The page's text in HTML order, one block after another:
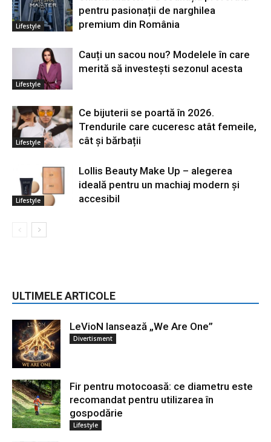
Lifestyle
pentru pasionații de narghilea
premium din România
Lifestyle
Cauți un sacou nou? Modelele în care
merită să investești sezonul acesta
Lifestyle
Ce bijuterii se poartă în 2026.
Trendurile care cuceresc atât femeile,
cât și bărbații
Lifestyle
Lollis Beauty Make Up – alegerea
ideală pentru un machiaj modern și
accesibil
ULTIMELE ARTICOLE
LeVioN lansează „We Are One”
Divertisment
Fir pentru motocoasă: ce diametru este
recomandat pentru utilizarea în
gospodărie
Lifestyle